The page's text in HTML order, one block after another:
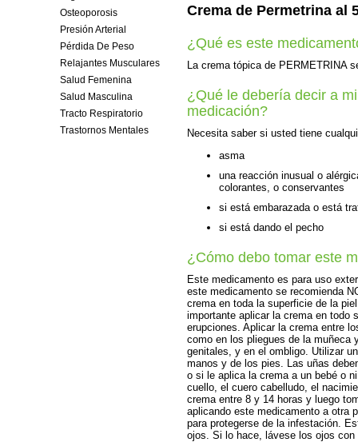
Osteoporosis
Presión Arterial
Pérdida De Peso
Relajantes Musculares
Salud Femenina
Salud Masculina
Tracto Respiratorio
Trastornos Mentales
Crema de Permetrina al
¿Qué es este
La crema tópica de PERMETRINA
¿Qué le debería decir a
medicación?
Necesita saber si usted tiene
asma
una reacción inusual o
colorantes, o conservantes
si está embarazada o está
si está dando el pecho
¿Cómo debo tomar este
Este medicamento es para uso
este medicamento se recomienda
crema en toda la superficie de la
importante aplicar la crema en todo
erupciones. Aplicar la crema entre
como en los pliegues de la muñeca
genitales, y en el ombligo. Utilizar
manos y de los pies. Las uñas
o si le aplica la crema a un bebé o
cuello, el cuero cabelludo, el
crema entre 8 y 14 horas y luego
aplicando este medicamento a otra
para protegerse de la infestación.
ojos. Si lo hace, lávese los ojos